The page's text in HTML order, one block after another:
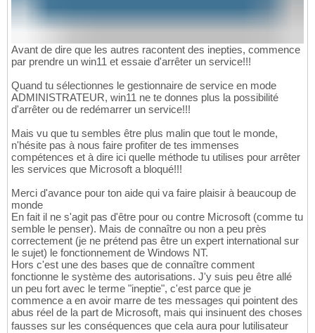
Avant de dire que les autres racontent des inepties, commence
par prendre un win11 et essaie d'arrêter un service!!!
Quand tu sélectionnes le gestionnaire de service en mode
ADMINISTRATEUR, win11 ne te donnes plus la possibilité
d'arrêter ou de redémarrer un service!!!
Mais vu que tu sembles être plus malin que tout le monde,
n'hésite pas à nous faire profiter de tes immenses
compétences et à dire ici quelle méthode tu utilises pour arrêter
les services que Microsoft a bloqué!!!
Merci d'avance pour ton aide qui va faire plaisir à beaucoup de
monde
En fait il ne s'agit pas d'être pour ou contre Microsoft (comme tu
semble le penser). Mais de connaître ou non a peu près
correctement (je ne prétend pas être un expert international sur
le sujet) le fonctionnement de Windows NT.
Hors c'est une des bases que de connaître comment
fonctionne le système des autorisations. J'y suis peu être allé
un peu fort avec le terme "ineptie", c'est parce que je
commence a en avoir marre de tes messages qui pointent des
abus réel de la part de Microsoft, mais qui insinuent des choses
fausses sur les conséquences que cela aura pour lutilisateur